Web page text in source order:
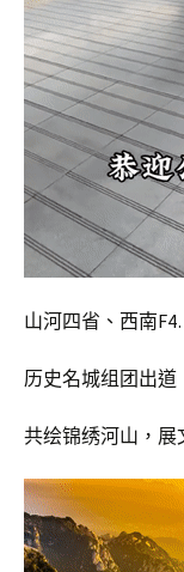
山河四省、西南
历史名城组团出道
共绘锦绣河山，展